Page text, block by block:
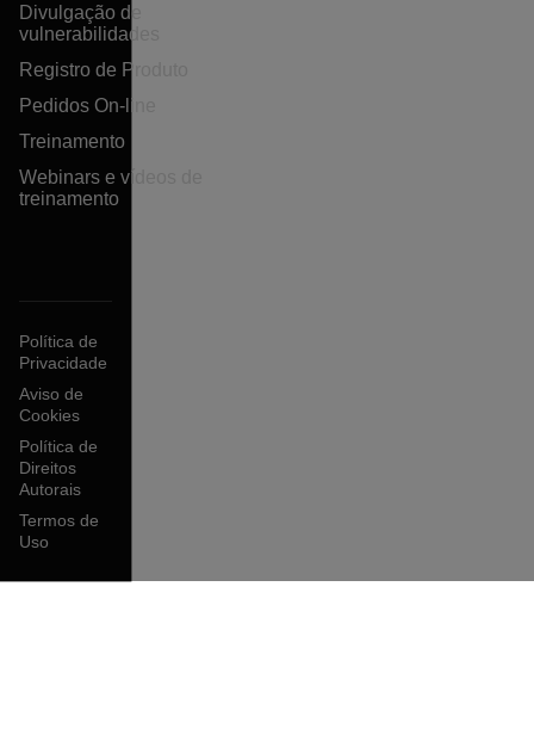
Divulgação de
vulnerabilidades
Registro de Produto
Pedidos On-line
Treinamento
Webinars e vídeos de
treinamento
Política de
Privacidade
Aviso de
Cookies
Política de
Direitos
Autorais
Termos de
Uso